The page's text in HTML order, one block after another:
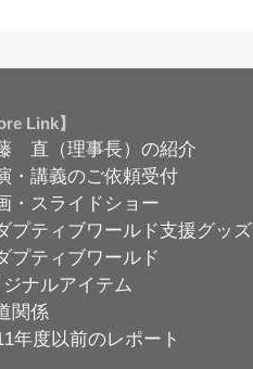
Link】
直（理事長）の紹介
・講義のご依頼受付
・スライドショー
プティブワールド支援グッズ
プティブワールド
ナルアイテム
関係
年度以前のレポート